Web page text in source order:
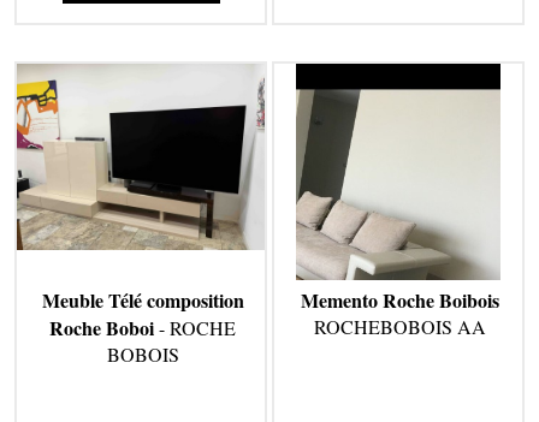
Meuble Télé composition
Roche Boboi- ROCHE
BOBOIS
Memento Roche Boibois
ROCHEBOBOIS AA